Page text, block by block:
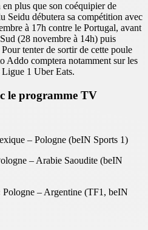
plus que son coéquipier de
Seidu débutera sa compétition avec
à 17h contre le Portugal, avant
(28 novembre à 14h) puis
tenter de sortir de cette poule
Addo comptera notamment sur les
1 Uber Eats.
le programme TV
– Pologne (beIN Sports 1)
– Arabie Saoudite (beIN
Pologne – Argentine (TF1, beIN